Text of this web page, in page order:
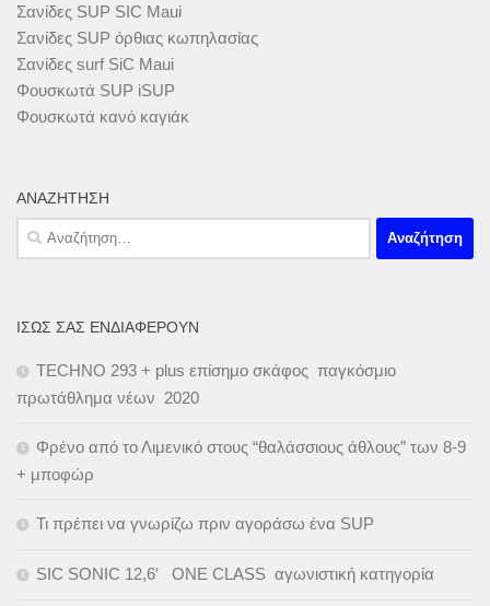
Σανίδες SUP SIC Maui
Σανίδες SUP όρθιας κωπηλασίας
Σανίδες surf SiC Maui
Φουσκωτά SUP iSUP
Φουσκωτά κανό καγιάκ
ΑΝΑΖΉΤΗΣΗ
Αναζήτηση
για:
ΊΣΩΣ ΣΑΣ ΕΝΔΙΑΦΈΡΟΥΝ
TECHNO 293 + plus επίσημο σκάφος παγκόσμιο
πρωτάθλημα νέων 2020
Φρένο από το Λιμενικό στους “θαλάσσιους άθλους” των 8-9
+ μποφώρ
Τι πρέπει να γνωρίζω πριν αγοράσω ένα SUP
SIC SONIC 12,6′ ONE CLASS αγωνιστική κατηγορία